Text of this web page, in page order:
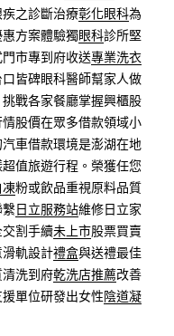
之診斷治療彰化眼科為
方案體驗獨眼科診所堅
市專到府收送專業洗衣
皆碑眼科醫師幫家人做
戰各家餐廳掌握興櫃股
股價在眾多借款領域小
車借款環境是澎湖在地
值旅遊行程。榮獲任您
凍粉或飲品重視原料品質
繫 日立服務站維修日立家
交割手續未上市股票買賣
滑軌設計禮盒與送禮最佳
清洗到府乾洗店推薦改善
單位研發出女性陰道凝